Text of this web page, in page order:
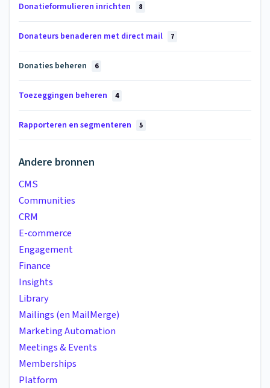
Donatieformulieren inrichten 8
Donateurs benaderen met direct mail 7
Donaties beheren 6
Toezeggingen beheren 4
Rapporteren en segmenteren 5
Andere bronnen
CMS
Communities
CRM
E-commerce
Engagement
Finance
Insights
Library
Mailings (en MailMerge)
Marketing Automation
Meetings & Events
Memberships
Platform